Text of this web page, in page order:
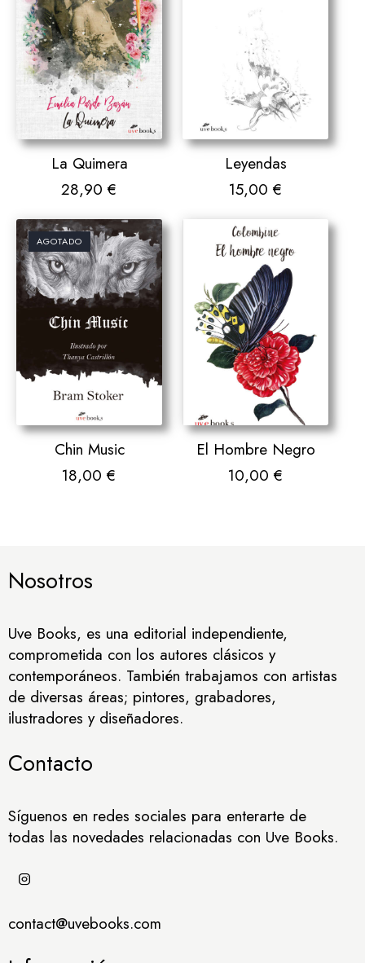
La Quimera
28,90 €
Leyendas
15,00 €
AGOTADO
Chin Music
18,00 €
El Hombre Negro
10,00 €
Nosotros
Uve Books, es una editorial independiente,
comprometida con los autores clásicos y
contemporáneos. También trabajamos con artistas
de diversas áreas; pintores, grabadores,
ilustradores y diseñadores.
Contacto
Síguenos en redes sociales para enterarte de
todas las novedades relacionadas con Uve Books.
contact@uvebooks.com